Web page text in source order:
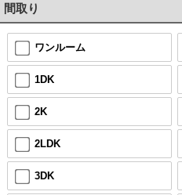
間取り
ワンルーム
1DK
2K
2LDK
3DK